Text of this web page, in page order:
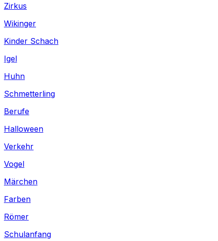
Zirkus
Wikinger
Kinder Schach
Igel
Huhn
Schmetterling
Berufe
Halloween
Verkehr
Vogel
Märchen
Farben
Römer
Schulanfang